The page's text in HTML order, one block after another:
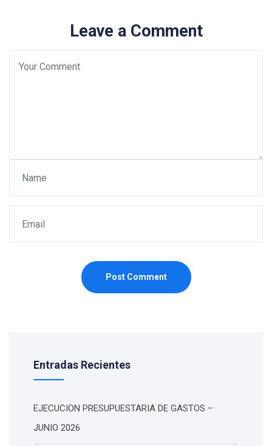
Leave a Comment
Post Comment
Entradas Recientes
EJECUCION PRESUPUESTARIA DE GASTOS –
JUNIO 2026